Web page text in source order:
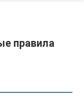
правила